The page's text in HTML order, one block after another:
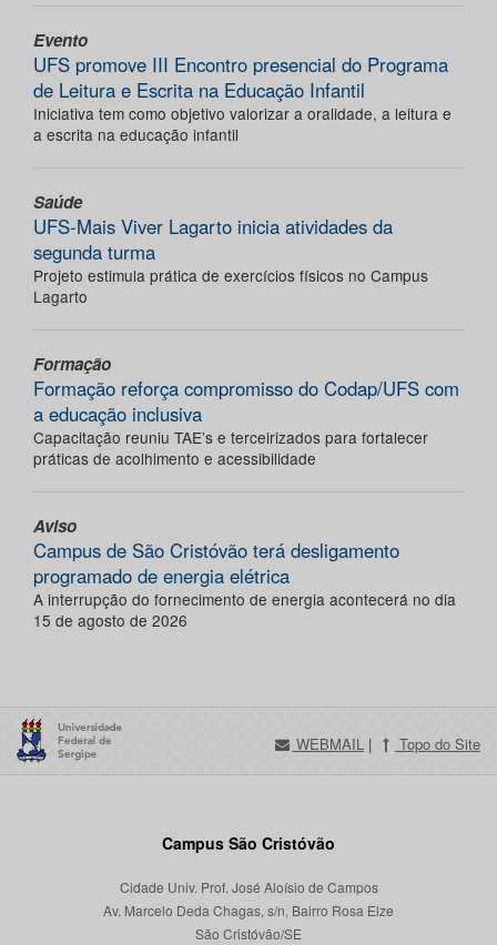
Evento
UFS promove III Encontro presencial do Programa
de Leitura e Escrita na Educação Infantil
Iniciativa tem como objetivo valorizar a oralidade, a leitura e
a escrita na educação infantil
Saúde
UFS-Mais Viver Lagarto inicia atividades da
segunda turma
Projeto estimula prática de exercícios físicos no Campus
Lagarto
Formação
Formação reforça compromisso do Codap/UFS com
a educação inclusiva
Capacitação reuniu TAE’s e terceirizados para fortalecer
práticas de acolhimento e acessibilidade
Aviso
Campus de São Cristóvão terá desligamento
programado de energia elétrica
A interrupção do fornecimento de energia acontecerá no dia
15 de agosto de 2026
WEBMAIL | Topo do Site
Campus São Cristóvão
Cidade Univ. Prof. José Aloísio de Campos
Av. Marcelo Deda Chagas, s/n, Bairro Rosa Elze
São Cristóvão/SE